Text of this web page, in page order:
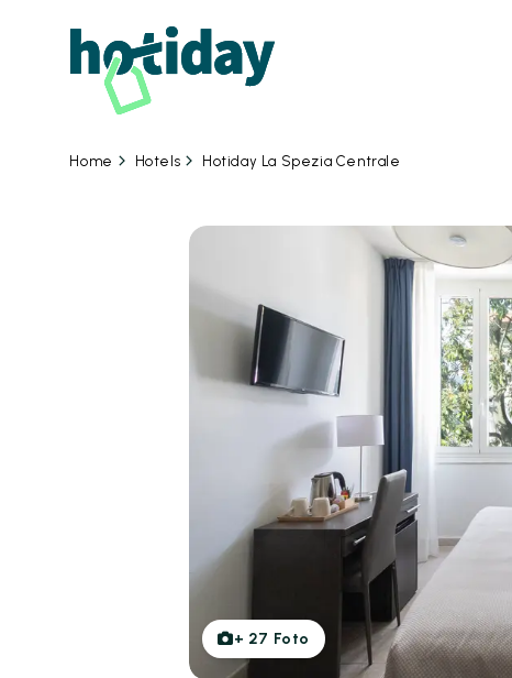
Home Hotels Hotiday La Spezia Centrale
+ 27 Foto